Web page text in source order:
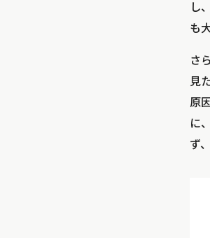
し
も
さ
見
原
に
ず